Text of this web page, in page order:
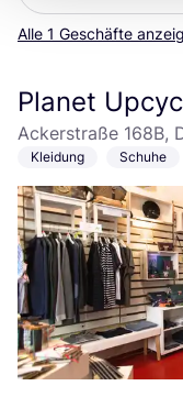
Alle 1 Geschäfte
Planet
Ackerstraße 168B,
Kleidung Schuhe